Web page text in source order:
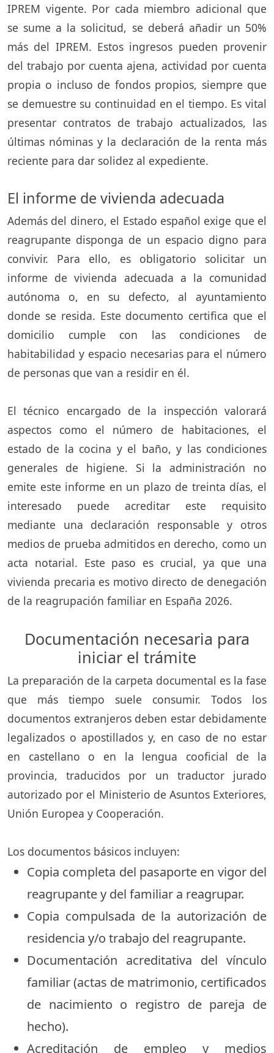
IPREM vigente. Por cada miembro adicional que
se sume a la solicitud, se deberá añadir un 50%
más del IPREM. Estos ingresos pueden provenir
del trabajo por cuenta ajena, actividad por cuenta
propia o incluso de fondos propios, siempre que
se demuestre su continuidad en el tiempo. Es vital
presentar contratos de trabajo actualizados, las
últimas nóminas y la declaración de la renta más
reciente para dar solidez al expediente.
El informe de vivienda adecuada
Además del dinero, el Estado español exige que el
reagrupante disponga de un espacio digno para
convivir. Para ello, es obligatorio solicitar un
informe de vivienda adecuada a la comunidad
autónoma o, en su defecto, al ayuntamiento
donde se resida. Este documento certifica que el
domicilio cumple con las condiciones de
habitabilidad y espacio necesarias para el número
de personas que van a residir en él.
El técnico encargado de la inspección valorará
aspectos como el número de habitaciones, el
estado de la cocina y el baño, y las condiciones
generales de higiene. Si la administración no
emite este informe en un plazo de treinta días, el
interesado puede acreditar este requisito
mediante una declaración responsable y otros
medios de prueba admitidos en derecho, como un
acta notarial. Este paso es crucial, ya que una
vivienda precaria es motivo directo de denegación
de la reagrupación familiar en España 2026.
Documentación necesaria para
iniciar el trámite
La preparación de la carpeta documental es la fase
que más tiempo suele consumir. Todos los
documentos extranjeros deben estar debidamente
legalizados o apostillados y, en caso de no estar
en castellano o en la lengua cooficial de la
provincia, traducidos por un traductor jurado
autorizado por el Ministerio de Asuntos Exteriores,
Unión Europea y Cooperación.
Los documentos básicos incluyen:
Copia completa del pasaporte en vigor del
reagrupante y del familiar a reagrupar.
Copia compulsada de la autorización de
residencia y/o trabajo del reagrupante.
Documentación acreditativa del vínculo
familiar (actas de matrimonio, certificados
de nacimiento o registro de pareja de
hecho).
Acreditación de empleo y medios